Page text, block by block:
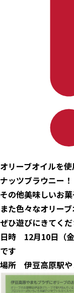
オリーブオイルを
ナッツブラウニー！
その他美味しいお菓
また色々なオリー
ぜひ遊びにきてくだ
日時 12月10日（
です
場所 伊豆高原駅や